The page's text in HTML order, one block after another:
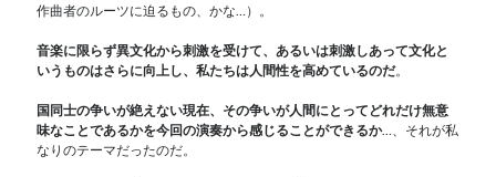
作曲者のルーツに迫るもの、かな…）。
音楽に限らず異文化から刺激を受けて、あるいは刺激しあって文化と
いうものはさらに向上し、私たちは人間性を高めているのだ。
国同士の争いが絶えない現在、その争いが人間にとってどれだけ無意
味なことであるかを今回の演奏から感じることができるか…、それが私
なりのテーマだったのだ。